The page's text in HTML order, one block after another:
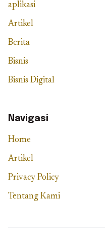
aplikasi
Artikel
Berita
Bisnis
Bisnis Digital
Navigasi
Home
Artikel
Privacy Policy
Tentang Kami